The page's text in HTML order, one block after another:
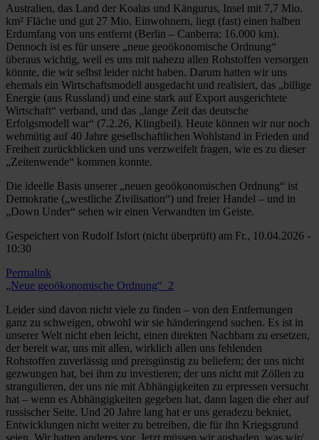
Australien, das Land der Koalas und Kängurus, Insel mit 7,7 Mio.
km² Fläche und gut 27 Mio. Einwohnern, liegt (fast) einen halben
Erdumfang von uns entfernt (Berlin – Canberra: 16.000 km).
Dennoch ist es für unsere „neue geoökonomische Ordnung“
überaus wichtig, weil es uns mit nahezu allen Rohstoffen versorgen
könnte, die wir selbst leider nicht haben. Darum hatten wir uns
ehemals ein Wirtschaftsmodell ausgedacht und realisiert, das „billige
Energie (aus Russland) und eine stark auf Export ausgerichtete
Wirtschaft“ verband, und das „lange Zeit das deutsche
Erfolgsmodell war“ (7.2.26, Klingbeil). Heute können wir nur noch
wehmütig auf 40 Jahre gesellschaftlichen Wohlstand in Frieden und
Freiheit zurückblicken und uns verzweifelt fragen, wie es zu dieser
„Zeitenwende“ kommen konnte.
Die ideelle Basis unserer „neuen geoökonomischen Ordnung“ ist
Demokratie („westliche Zivilisation“) und freier Handel – und in
„Down Under“ sehen wir einen Verwandten im Geiste.
Gespeichert von Rudolf Isfort (nicht überprüft) am Fr., 10.04.2026 -
10:30
Permalink
„Neue geoökonomische Ordnung“_2
Leider sind davon nicht viele zu finden – von den Entfernungen
ganz zu schweigen, obwohl wir sie händeringend suchen. Es ist in
unserer Welt nicht eben leicht, einen direkten Nachbarn zu ersetzen,
der bereit war, uns mit allen, wirklich allen uns fehlenden
Rohstoffen zuverlässig und preisgünstig zu beliefern; der uns nicht
gezwungen hat, bei ihm zu investieren; der uns nicht mit Zöllen zu
strangulieren, der uns nie mit Abhängigkeiten zu erpressen versucht
hat – wenn es Abhängigkeiten gegeben hat, dann lagen die eher auf
russischer Seite. Und 20 Jahre lang hat er uns geradezu bekniet,
Entwicklungen nicht weiter zu betreiben, die für ihn Kriegsgrund
seien. Wir hatten anderes vor. Jetzt müssen wir ausbaden, was wir/